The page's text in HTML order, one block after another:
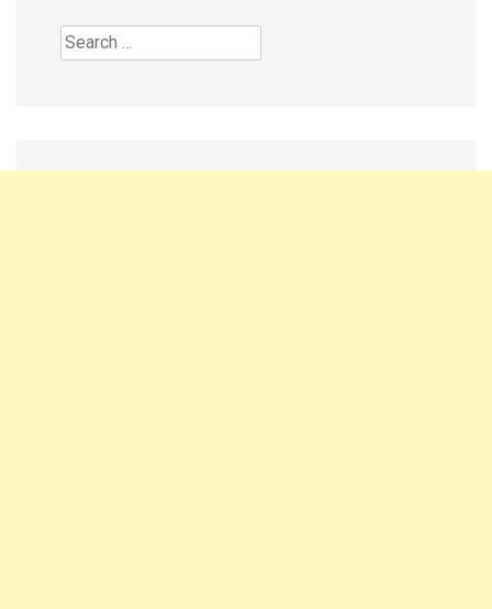
Search
for: